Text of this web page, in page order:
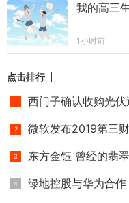
我的高三
1小时前
点击排行
西门子确认收购光伏逆
微软发布2019第三财季
东方金钰 曾经的翡翠
绿地控股与华为合